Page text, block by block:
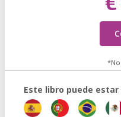
*No
Este libro puede